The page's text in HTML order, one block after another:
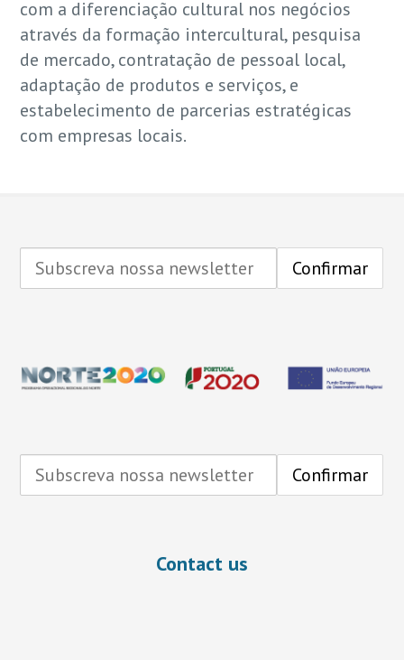
com a diferenciação cultural nos negócios
através da formação intercultural, pesquisa
de mercado, contratação de pessoal local,
adaptação de produtos e serviços, e
estabelecimento de parcerias estratégicas
com empresas locais.
Contact us